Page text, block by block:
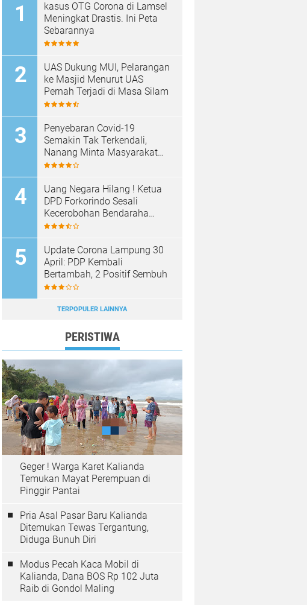
kasus OTG Corona di Lamsel
Meningkat Drastis. Ini Peta
Sebarannya
UAS Dukung MUI, Pelarangan
ke Masjid Menurut UAS
Pernah Terjadi di Masa Silam
Penyebaran Covid-19
Semakin Tak Terkendali,
Nanang Minta Masyarakat
Patuhi Prokes
Uang Negara Hilang ! Ketua
DPD Forkorindo Sesali
Kecerobohan Bendaraha
Sekwan Tuba
Update Corona Lampung 30
April: PDP Kembali
Bertambah, 2 Positif Sembuh
TERPOPULER LAINNYA
PERISTIWA
Geger ! Warga Karet Kalianda
Temukan Mayat Perempuan di
Pinggir Pantai
Pria Asal Pasar Baru Kalianda
Ditemukan Tewas Tergantung,
Diduga Bunuh Diri
Modus Pecah Kaca Mobil di
Kalianda, Dana BOS Rp 102 Juta
Raib di Gondol Maling